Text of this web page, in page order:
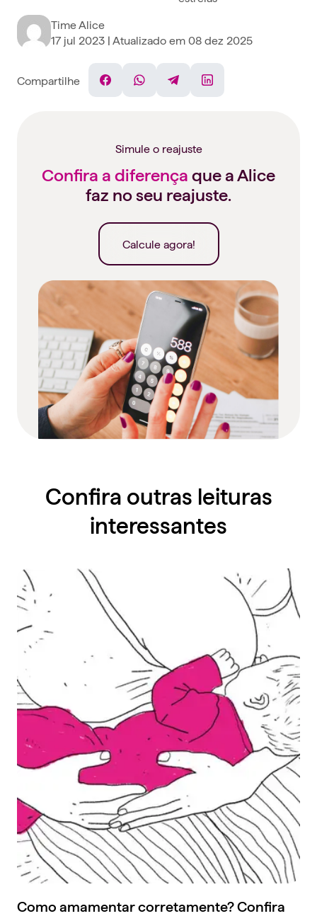
Time Alice
17 jul 2023 | Atualizado em 08 dez 2025
Compartilhe
FacebookWhatsAppTelegramLinkedin
Simule o reajuste
Confira a diferença que a Alice
faz no seu reajuste.
Calcule agora!
Confira outras leituras
interessantes
Como amamentar corretamente? Confira